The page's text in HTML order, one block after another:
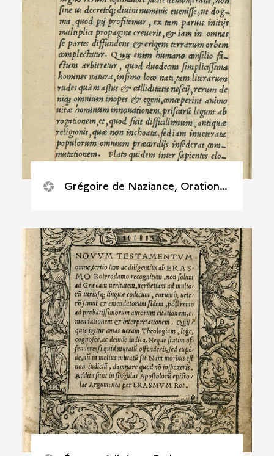
Grégoire de Naziance, Orationes lectissimae XVI. Venise, Alde Manuce, 1516. 8°.